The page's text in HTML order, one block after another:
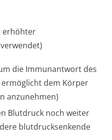
erhöhter
die Immunantwort des
dem Körper
anzunehmen)
Blutdruck noch weiter
blutdrucksenkende